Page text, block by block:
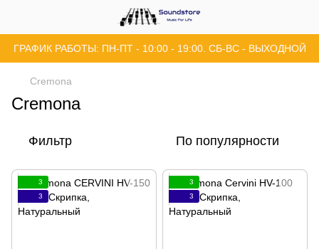
ГРАФИК РАБОТЫ: ПН-ПТ - 10:00 - 19:00. СБ-ВС - ВЫХОДНОЙ
Cremona
Cremona
Фильтр По популярности
3
3
3
3